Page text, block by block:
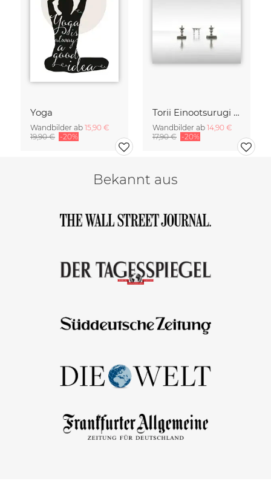
Yoga
Wandbilder ab 15,90 €
19,90 € -20%
Torii Einootsurugi II | Japan
Wandbilder ab 14,90 €
17,90 € -20%
Bekannt aus